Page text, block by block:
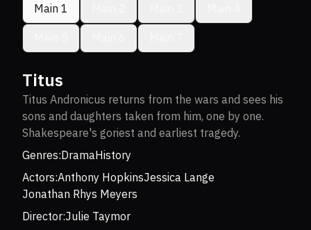
Main 1
Titus
Titus Andronicus returns from the wars and sees his
sons and daughters taken from him, one by one.
Shakespeare's goriest and earliest tragedy.
Genres:DramaHistory
Actors:Anthony HopkinsJessica Lange
Jonathan Rhys Meyers
Director:Julie Taymor